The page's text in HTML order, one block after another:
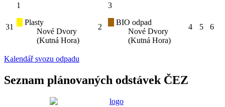
31
1
Plasty
Nové Dvory
(Kutná Hora)
2
3
BIO odpad
Nové Dvory
(Kutná Hora)
4 5 6
Kalendář svozu odpadu
Seznam plánovaných odstávek ČEZ